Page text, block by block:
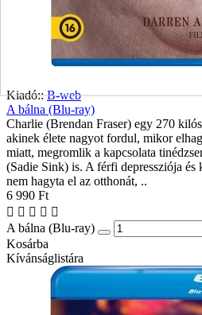
Kiadó:: B-web
A bálna (Blu-ray)
Charlie (Brendan Fraser) egy 270
akinek élete nagyot fordul, mikor
miatt, megromlik a kapcsolata
(Sadie Sink) is. A férfi depressziója és
nem hagyta el az otthonát, ..
6 990 Ft
A bálna (Blu-ray)
Kosárba
Kívánságlistára